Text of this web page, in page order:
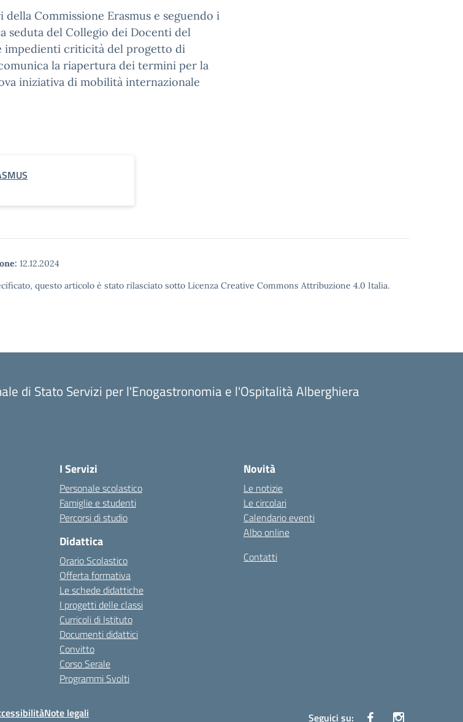
della Commissione Erasmus e seguendo i
seduta del Collegio dei Docenti del
impedienti criticità del progetto di
la riapertura dei termini per la
iniziativa di mobilità internazionale
12.12.2024
questo articolo è stato rilasciato sotto Licenza Creative Commons Attribuzione 4.0 Italia.
di Stato Servizi per l'Enogastronomia e l'Ospitalità Alberghiera
I Servizi
Personale scolastico
Famiglie e studenti
Percorsi di studio
Didattica
Orario Scolastico
Offerta formativa
Le schede didattiche
I progetti delle classi
Curricoli di Istituto
Documenti didattici
Convitto
Corso Serale
Programmi Svolti
Novità
Le notizie
Le circolari
Calendario eventi
Albo online
Contatti
Note legali Seguici su: